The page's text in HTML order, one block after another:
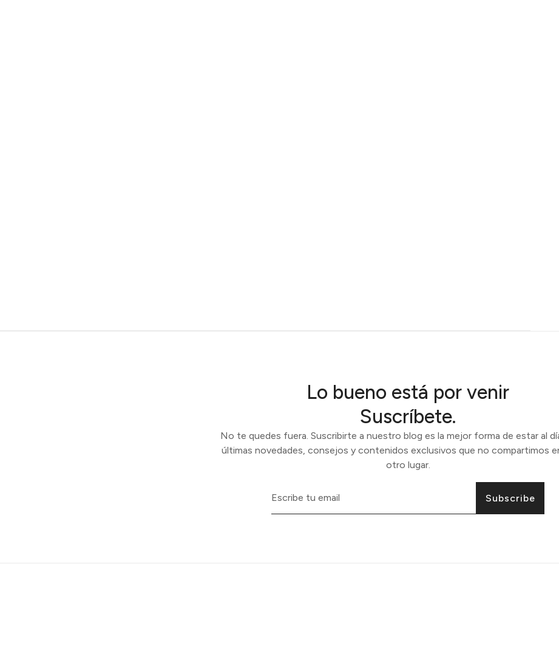
Lo bueno está por venir
Suscríbete.
No te quedes fuera. Suscribirte a nuestro blog es la mejor forma de estar al
últimas novedades, consejos y contenidos exclusivos que no compartimos
otro lugar.
Subscribe